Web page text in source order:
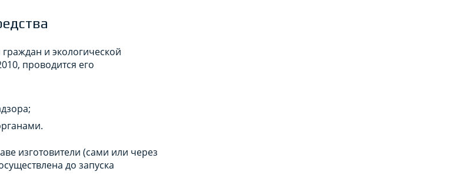
и экологической
проводится его
изготовители (сами или через
до запуска